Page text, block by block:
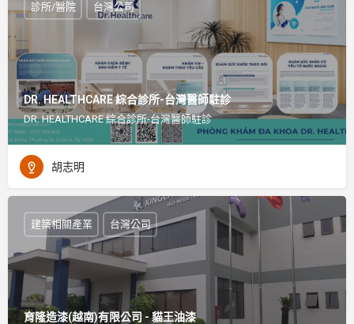
DR. HEALTHCARE 綜合診所-台灣醫師駐診
DR. HEALTHCARE 綜合診所-台灣醫師駐診
診所/醫院 台灣公司
胡志明
育隆造漆(越南)有限公司 - 貓王油漆
建築相關產業 台灣公司